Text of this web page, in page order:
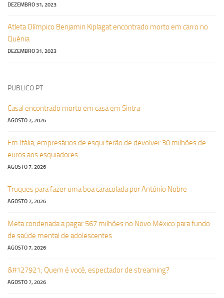
DEZEMBRO 31, 2023
Atleta Olímpico Benjamin Kiplagat encontrado morto em carro no
Quénia
DEZEMBRO 31, 2023
PUBLICO PT
Casal encontrado morto em casa em Sintra
AGOSTO 7, 2026
Em Itália, empresários de esqui terão de devolver 30 milhões de
euros aos esquiadores
AGOSTO 7, 2026
Truques para fazer uma boa caracolada por António Nobre
AGOSTO 7, 2026
Meta condenada a pagar 567 milhões no Novo México para fundo
de saúde mental de adolescentes
AGOSTO 7, 2026
&#127921; Quem é você, espectador de streaming?
AGOSTO 7, 2026